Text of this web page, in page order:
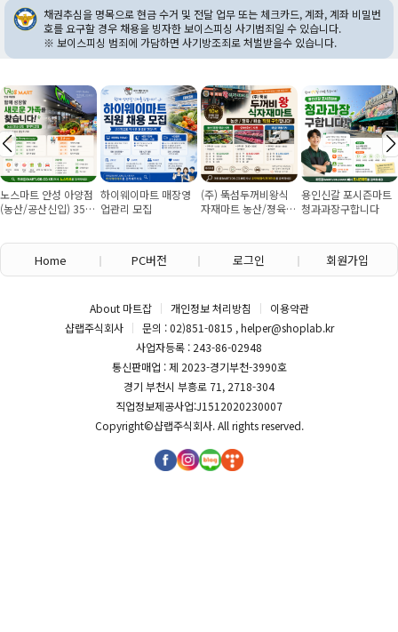
채권추심을 명목으로 현금 수거 및 전달 업무 또는 체크카드, 계좌, 계좌 비밀번
호를 요구할 경우 채용을 빙자한 보이스피싱 사기범죄일 수 있습니다.
※ 보이스피싱 범죄에 가담하면 사기방조죄로 처벌받을수 있습니다.
노스마트 안성 아양점
(농산/공산신입) 355
하이웨이마트 매장영
업관리 모집
(주) 뚝섬두꺼비왕식
자재마트 농산/졍육/
용인신갈 포시즌마트
청과과장구합니다
Home PC버전 로그인 회원가입
About 마트잡 개인정보 처리방침
이용약관
샵랩주식회사
문의 : 02)851-0815 , helper@shoplab.kr
사업자등록 : 243-86-02948
통신판매업 : 제 2023-경기부천-3990호
경기 부천시 부흥로 71, 2718-304
직업정보제공사업:J1512020230007
Copyright©샵랩주식회사. All rights reserved.